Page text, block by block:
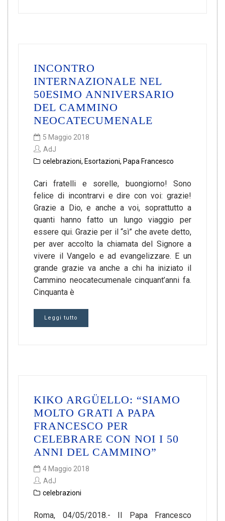
INCONTRO
INTERNAZIONALE NEL
50ESIMO ANNIVERSARIO
DEL CAMMINO
NEOCATECUMENALE
5 Maggio 2018
AdJ
celebrazioni, Esortazioni, Papa Francesco
Cari fratelli e sorelle, buongiorno! Sono
felice di incontrarvi e dire con voi: grazie!
Grazie a Dio, e anche a voi, soprattutto a
quanti hanno fatto un lungo viaggio per
essere qui. Grazie per il “sì” che avete detto,
per aver accolto la chiamata del Signore a
vivere il Vangelo e ad evangelizzare. E un
grande grazie va anche a chi ha iniziato il
Cammino neocatecumenale cinquant’anni fa.
Cinquanta è
Leggi tutto
KIKO ARGÜELLO: “SIAMO
MOLTO GRATI A PAPA
FRANCESCO PER
CELEBRARE CON NOI I 50
ANNI DEL CAMMINO”
4 Maggio 2018
AdJ
celebrazioni
Roma, 04/05/2018.- Il Papa Francesco